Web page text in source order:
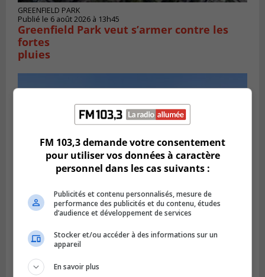
GREENFIELD PARK
Publié le 6 août 2026 à 13h45
Greenfield Park veut s’armer contre les
fortes
pluies
Publié le 6 août 2026 à 09h39
Longueuil injecte 1,5 M$ pour moderniser
deux stations de pompage
FM 103,3 demande votre consentement
pour utiliser vos données à caractère
personnel dans les cas suivants :
Publicités et contenu personnalisés, mesure de
performance des publicités et du contenu, études
d’audience et développement de services
Stocker et/ou accéder à des informations sur un
appareil
En savoir plus